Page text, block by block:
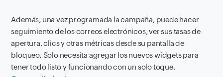
Además, una vez programada la campaña, puede hacer
seguimiento de los correos electrónicos, ver sus tasas de
apertura, clics y otras métricas desde su pantalla de
bloqueo. Solo necesita agregar los nuevos widgets para
tener todo listo y funcionando con un solo toque.